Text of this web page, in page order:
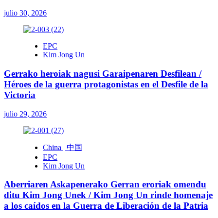
julio 30, 2026
EPC
Kim Jong Un
Gerrako heroiak nagusi Garaipenaren Desfilean /
Héroes de la guerra protagonistas en el Desfile de la
Victoria
julio 29, 2026
China | 中国
EPC
Kim Jong Un
Aberriaren Askapenerako Gerran eroriak omendu
ditu Kim Jong Unek / Kim Jong Un rinde homenaje
a los caídos en la Guerra de Liberación de la Patria